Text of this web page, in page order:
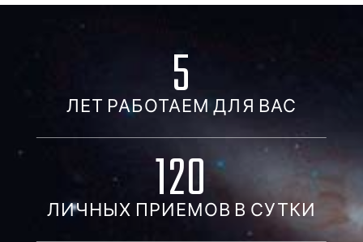
5
ЛЕТ РАБОТАЕМ ДЛЯ ВАС
120
ЛИЧНЫХ ПРИЕМОВ В СУТКИ